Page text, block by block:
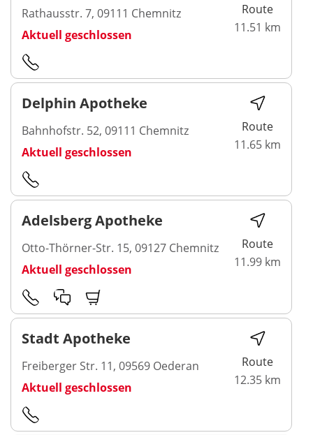
Rathausstr. 7, 09111 Chemnitz
Aktuell geschlossen
Route
11.51 km
Delphin Apotheke
Bahnhofstr. 52, 09111 Chemnitz
Aktuell geschlossen
Route
11.65 km
Adelsberg Apotheke
Otto-Thörner-Str. 15, 09127 Chemnitz
Aktuell geschlossen
Route
11.99 km
Stadt Apotheke
Freiberger Str. 11, 09569 Oederan
Aktuell geschlossen
Route
12.35 km